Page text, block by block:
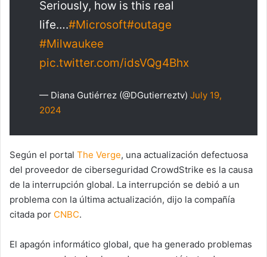
Seriously, how is this real
life….#Microsoft#outage
#Milwaukee
pic.twitter.com/idsVQg4Bhx
— Diana Gutiérrez (@DGutierreztv) July 19,
2024
Según el portal The Verge, una actualización defectuosa
del proveedor de ciberseguridad CrowdStrike es la causa
de la interrupción global. La interrupción se debió a un
problema con la última actualización, dijo la compañía
citada por CNBC.
El apagón informático global, que ha generado problemas